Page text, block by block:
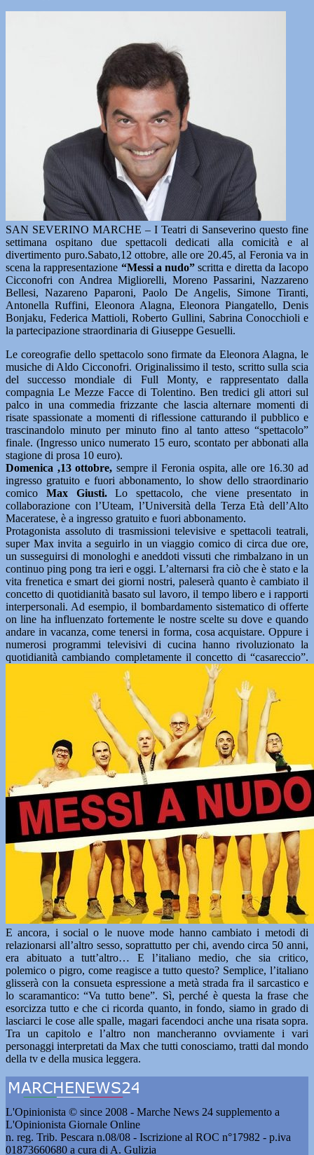
SAN SEVERINO MARCHE – I Teatri di Sanseverino questo fine
settimana ospitano due spettacoli dedicati alla comicità e al
divertimento puro.Sabato,12 ottobre, alle ore 20.45, al Feronia va in
scena la rappresentazione “Messi a nudo” scritta e diretta da Iacopo
Cicconofri con Andrea Migliorelli, Moreno Passarini, Nazzareno
Bellesi, Nazareno Paparoni, Paolo De Angelis, Simone Tiranti,
Antonella Ruffini, Eleonora Alagna, Eleonora Piangatello, Denis
Bonjaku, Federica Mattioli, Roberto Gullini, Sabrina Conocchioli e
la partecipazione straordinaria di Giuseppe Gesuelli.
Le coreografie dello spettacolo sono firmate da Eleonora Alagna, le
musiche di Aldo Cicconofri. Originalissimo il testo, scritto sulla scia
del successo mondiale di Full Monty, e rappresentato dalla
compagnia Le Mezze Facce di Tolentino. Ben tredici gli attori sul
palco in una commedia frizzante che lascia alternare momenti di
risate spassionate a momenti di riflessione catturando il pubblico e
trascinandolo minuto per minuto fino al tanto atteso “spettacolo”
finale. (Ingresso unico numerato 15 euro, scontato per abbonati alla
stagione di prosa 10 euro).
Domenica ,13 ottobre, sempre il Feronia ospita, alle ore 16.30 ad
ingresso gratuito e fuori abbonamento, lo show dello straordinario
comico Max Giusti.Lo spettacolo, che viene presentato in
collaborazione con l’Uteam, l’Università della Terza Età dell’Alto
Maceratese, è a ingresso gratuito e fuori abbonamento.
Protagonista assoluto di trasmissioni televisive e spettacoli teatrali,
super Max invita a seguirlo in un viaggio comico di circa due ore,
un susseguirsi di monologhi e aneddoti vissuti che rimbalzano in un
continuo ping pong tra ieri e oggi. L’alternarsi fra ciò che è stato e la
vita frenetica e smart dei giorni nostri, paleserà quanto è cambiato il
concetto di quotidianità basato sul lavoro, il tempo libero e i rapporti
interpersonali. Ad esempio, il bombardamento sistematico di offerte
on line ha influenzato fortemente le nostre scelte su dove e quando
andare in vacanza, come tenersi in forma, cosa acquistare. Oppure i
numerosi programmi televisivi di cucina hanno rivoluzionato la
quotidianità cambiando completamente il concetto di “casareccio”.
E ancora, i social o le nuove mode hanno cambiato i metodi di
relazionarsi all’altro sesso, soprattutto per chi, avendo circa 50 anni,
era abituato a tutt’altro… E l’italiano medio, che sia critico,
polemico o pigro, come reagisce a tutto questo? Semplice, l’italiano
glisserà con la consueta espressione a metà strada fra il sarcastico e
lo scaramantico: “Va tutto bene”. Sì, perché è questa la frase che
esorcizza tutto e che ci ricorda quanto, in fondo, siamo in grado di
lasciarci le cose alle spalle, magari facendoci anche una risata sopra.
Tra un capitolo e l’altro non mancheranno ovviamente i vari
personaggi interpretati da Max che tutti conosciamo, tratti dal mondo
della tv e della musica leggera.
L'Opinionista © since 2008 - Marche News 24 supplemento a
L'Opinionista Giornale Online
n. reg. Trib. Pescara n.08/08 - Iscrizione al ROC n°17982 - p.iva
01873660680 a cura di A. Gulizia